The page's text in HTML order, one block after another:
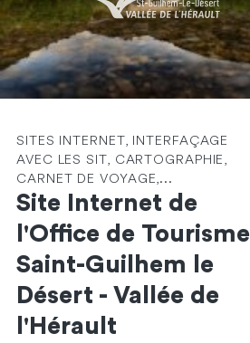
SITES INTERNET, INTERFAÇAGE
AVEC LES SIT, CARTOGRAPHIE,
CARNET DE VOYAGE,...
Site Internet de
l'Office de Tourisme
Saint-Guilhem le
Désert - Vallée de
l'Hérault